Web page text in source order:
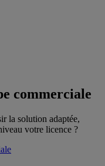
commerciale
la solution adaptée,
votre licence ?